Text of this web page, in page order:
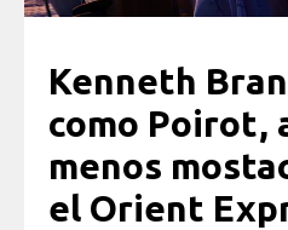
Kenneth
como Poirot,
menos
el Orient